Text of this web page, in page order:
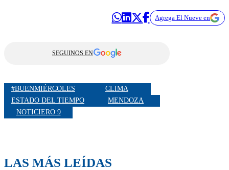
Agrega El Nueve en
SEGUINOS EN
#BUENMIÉRCOLES
CLIMA
ESTADO DEL TIEMPO
MENDOZA
NOTICIERO 9
LAS MÁS LEÍDAS